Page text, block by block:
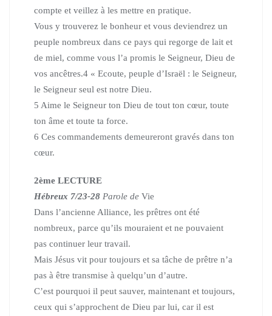
compte et veillez à les mettre en pratique.
Vous y trouverez le bonheur et vous deviendrez un
peuple nombreux dans ce pays qui regorge de lait et
de miel, comme vous l’a promis le Seigneur, Dieu de
vos ancêtres.4 « Ecoute, peuple d’Israël : le Seigneur,
le Seigneur seul est notre Dieu.
5 Aime le Seigneur ton Dieu de tout ton cœur, toute
ton âme et toute ta force.
6 Ces commandements demeureront gravés dans ton
cœur.
2ème LECTURE
Hébreux 7/23-28 Parole de Vie
Dans l’ancienne Alliance, les prêtres ont été
nombreux, parce qu’ils mouraient et ne pouvaient
pas continuer leur travail.
Mais Jésus vit pour toujours et sa tâche de prêtre n’a
pas à être transmise à quelqu’un d’autre.
C’est pourquoi il peut sauver, maintenant et toujours,
ceux qui s’approchent de Dieu par lui, car il est